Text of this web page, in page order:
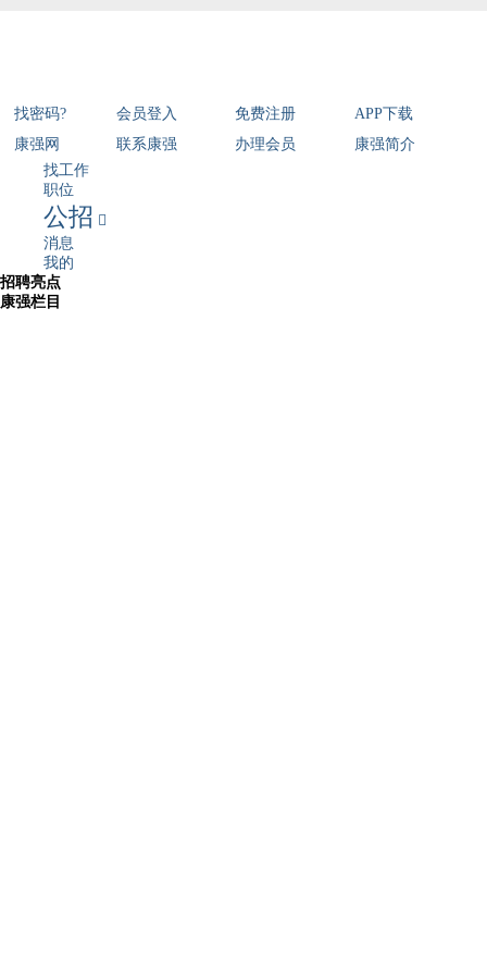
找密码? 会员登入 免费注册
APP下载
康强网
联系康强 办理会员
康强简介
找工作
职位
公招 
消息
我的
招聘亮点
康强栏目